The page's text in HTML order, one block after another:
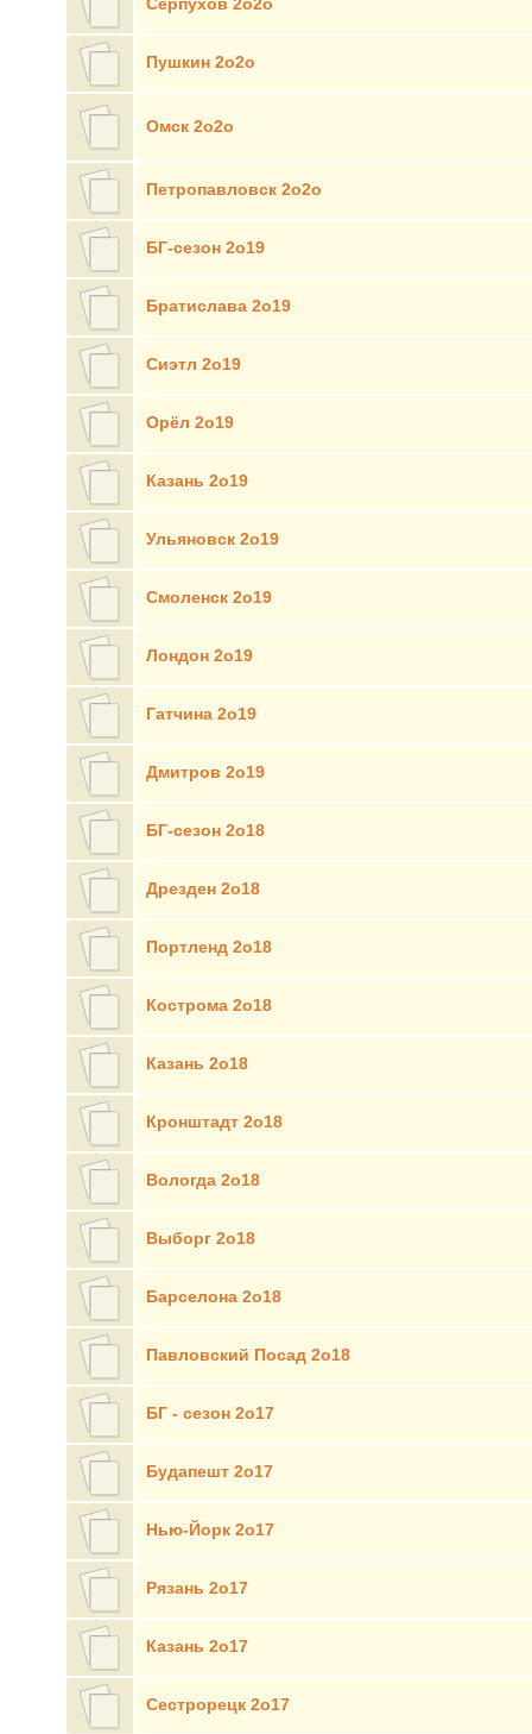
Серпухов 2о2о
Пушкин 2о2о
Омск 2о2о
Петропавловск 2о2о
БГ-сезон 2о19
Братислава 2о19
Сиэтл 2о19
Орёл 2о19
Казань 2о19
Ульяновск 2о19
Смоленск 2о19
Лондон 2о19
Гатчина 2о19
Дмитров 2о19
БГ-сезон 2о18
Дрезден 2о18
Портленд 2о18
Кострома 2о18
Казань 2о18
Кронштадт 2о18
Вологда 2о18
Выборг 2о18
Барселона 2о18
Павловский Посад 2о18
БГ - сезон 2о17
Будапешт 2о17
Нью-Йорк 2о17
Рязань 2о17
Казань 2о17
Сестрорецк 2о17